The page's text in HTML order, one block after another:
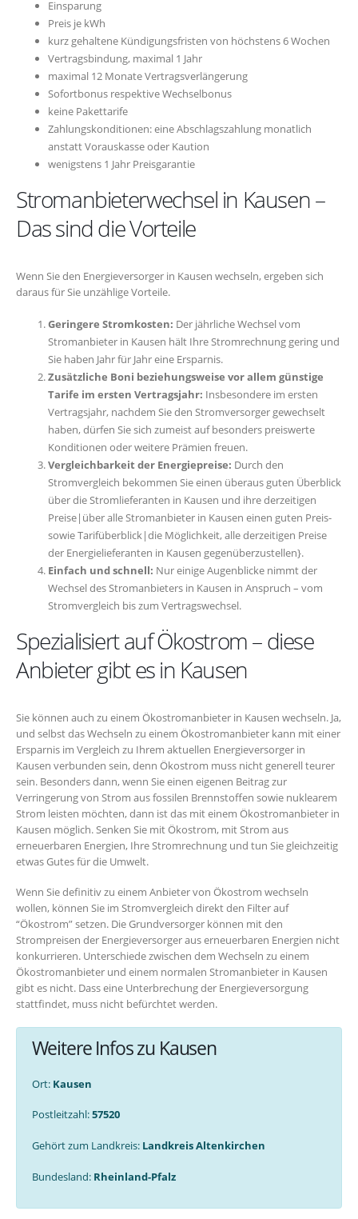
Einsparung
Preis je kWh
kurz gehaltene Kündigungsfristen von höchstens 6 Wochen
Vertragsbindung, maximal 1 Jahr
maximal 12 Monate Vertragsverlängerung
Sofortbonus respektive Wechselbonus
keine Pakettarife
Zahlungskonditionen: eine Abschlagszahlung monatlich
anstatt Vorauskasse oder Kaution
wenigstens 1 Jahr Preisgarantie
Stromanbieterwechsel in Kausen –
Das sind die Vorteile
Wenn Sie den Energieversorger in Kausen wechseln, ergeben sich
daraus für Sie unzählige Vorteile.
Geringere Stromkosten: Der jährliche Wechsel vom
Stromanbieter in Kausen hält Ihre Stromrechnung gering und
Sie haben Jahr für Jahr eine Ersparnis.
Zusätzliche Boni beziehungsweise vor allem günstige
Tarife im ersten Vertragsjahr: Insbesondere im ersten
Vertragsjahr, nachdem Sie den Stromversorger gewechselt
haben, dürfen Sie sich zumeist auf besonders preiswerte
Konditionen oder weitere Prämien freuen.
Vergleichbarkeit der Energiepreise: Durch den
Stromvergleich bekommen Sie einen überaus guten Überblick
über die Stromlieferanten in Kausen und ihre derzeitigen
Preise|über alle Stromanbieter in Kausen einen guten Preis-
sowie Tarifüberblick|die Möglichkeit, alle derzeitigen Preise
der Energielieferanten in Kausen gegenüberzustellen}.
Einfach und schnell: Nur einige Augenblicke nimmt der
Wechsel des Stromanbieters in Kausen in Anspruch – vom
Stromvergleich bis zum Vertragswechsel.
Spezialisiert auf Ökostrom – diese
Anbieter gibt es in Kausen
Sie können auch zu einem Ökostromanbieter in Kausen wechseln. Ja,
und selbst das Wechseln zu einem Ökostromanbieter kann mit einer
Ersparnis im Vergleich zu Ihrem aktuellen Energieversorger in
Kausen verbunden sein, denn Ökostrom muss nicht generell teurer
sein. Besonders dann, wenn Sie einen eigenen Beitrag zur
Verringerung von Strom aus fossilen Brennstoffen sowie nuklearem
Strom leisten möchten, dann ist das mit einem Ökostromanbieter in
Kausen möglich. Senken Sie mit Ökostrom, mit Strom aus
erneuerbaren Energien, Ihre Stromrechnung und tun Sie gleichzeitig
etwas Gutes für die Umwelt.
Wenn Sie definitiv zu einem Anbieter von Ökostrom wechseln
wollen, können Sie im Stromvergleich direkt den Filter auf
“Ökostrom” setzen. Die Grundversorger können mit den
Strompreisen der Energieversorger aus erneuerbaren Energien nicht
konkurrieren. Unterschiede zwischen dem Wechseln zu einem
Ökostromanbieter und einem normalen Stromanbieter in Kausen
gibt es nicht. Dass eine Unterbrechung der Energieversorgung
stattfindet, muss nicht befürchtet werden.
Weitere Infos zu Kausen
Ort: Kausen
Postleitzahl:57520
Gehört zum Landkreis: Landkreis Altenkirchen
Bundesland: Rheinland-Pfalz